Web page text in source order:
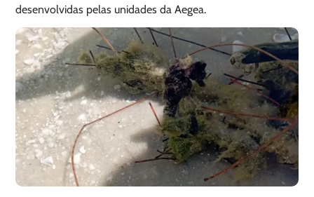
desenvolvidas pelas unidades da Aegea.